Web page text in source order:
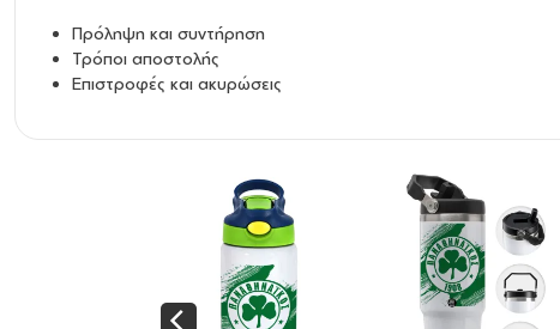
Πρόληψη και συντήρηση
Τρόποι αποστολής
Επιστροφές και ακυρώσεις